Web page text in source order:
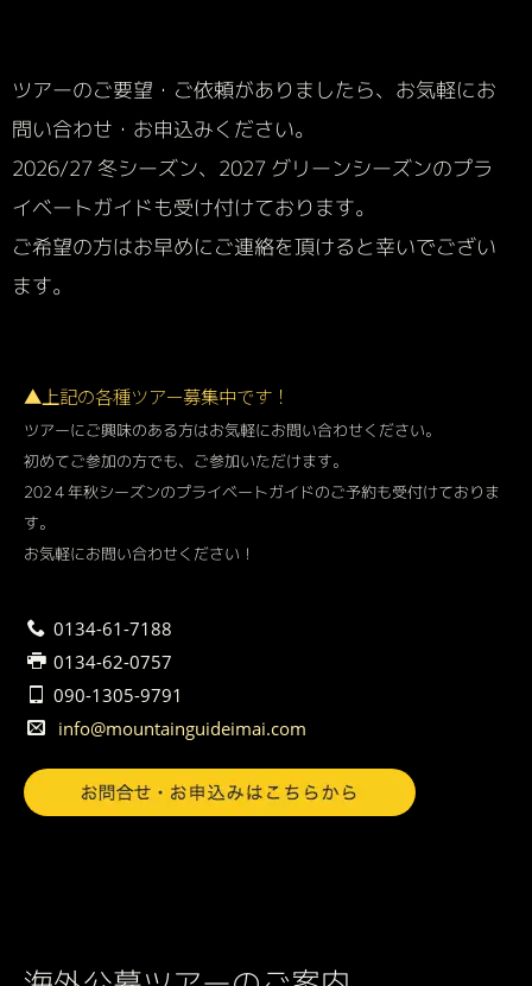
ツアーのご要望・ご依頼がありましたら、お気軽にお
問い合わせ・お申込みください。
2026/27 冬シーズン、2027 グリーンシーズンのプラ
イベートガイドも受け付けております。
ご希望の方はお早めにご連絡を頂けると幸いでござい
ます。
▲上記の各種ツアー募集中です！
ツアーにご興味のある方はお気軽にお問い合わせください。
初めてご参加の方でも、ご参加いただけます。
202４年秋シーズンのプライベートガイドのご予約も受付けておりま
す。
お気軽にお問い合わせください！
0134-61-7188
0134-62-0757
090-1305-9791
info@mountainguideimai.com